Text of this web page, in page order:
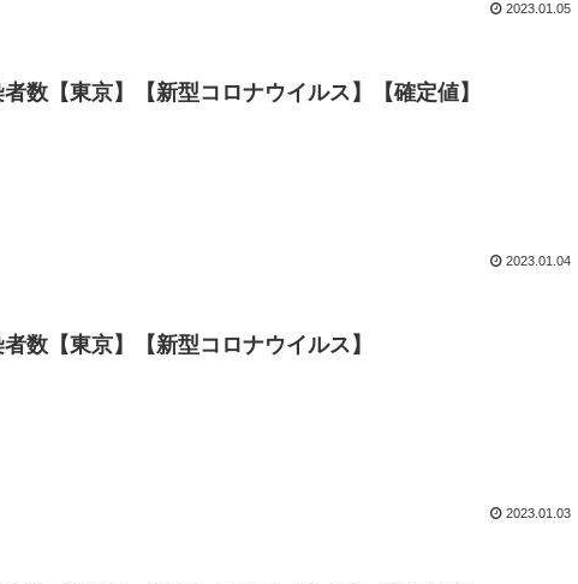
2023.01.05
数【東京】【新型コロナウイルス】【確定値】
2023.01.04
数【東京】【新型コロナウイルス】
2023.01.03